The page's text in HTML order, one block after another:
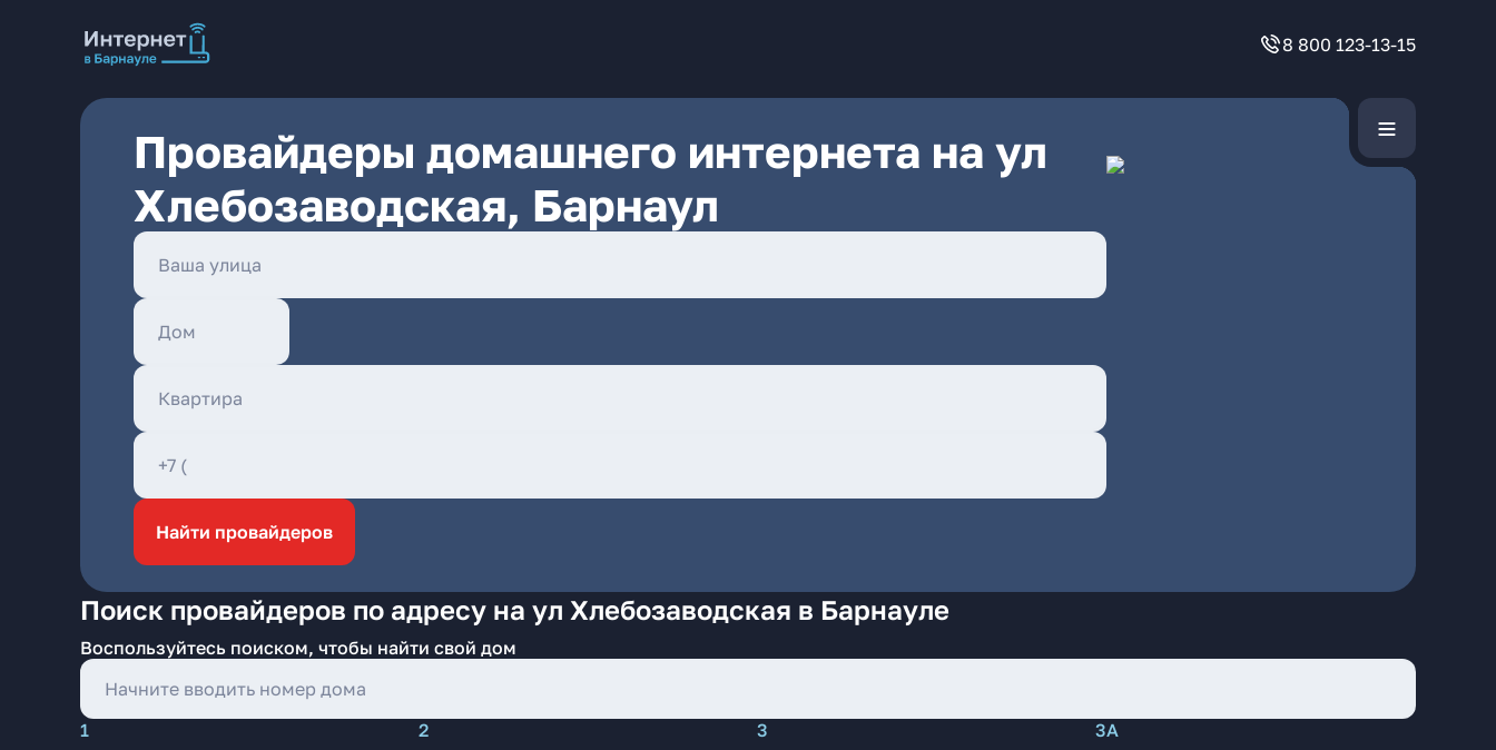
8 800 123-13-15
Провайдеры домашнего интернета на ул
Хлебозаводская, Барнаул
Найти провайдеров
Поиск провайдеров по адресу на ул Хлебозаводская в Барнауле
Воспользуйтесь поиском, чтобы найти свой дом
1 2 3
3А